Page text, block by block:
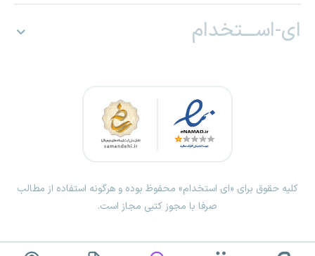
ای-اســـتخدام
کلیه حقوق برای «ای استخدام» محفوظ بوده و هرگونه استفاده از مطالب
صرفا با مجوز کتبی مجاز است.